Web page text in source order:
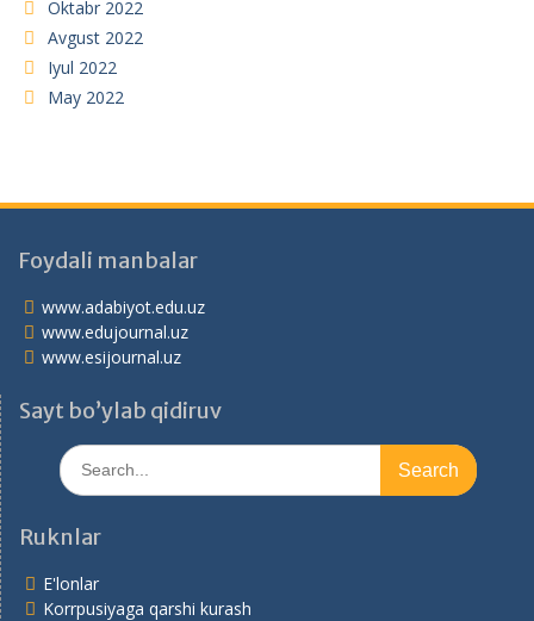
Oktabr 2022
Avgust 2022
Iyul 2022
May 2022
Foydali manbalar
www.adabiyot.edu.uz
www.edujournal.uz
www.esijournal.uz
Sayt bo’ylab qidiruv
Search
for:
Ruknlar
E'lonlar
Korrpusiyaga qarshi kurash